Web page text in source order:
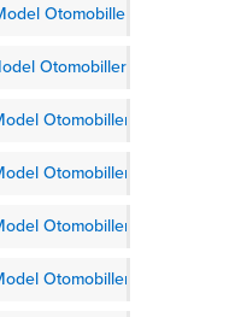
Otomobiller
Otomobiller
Otomobiller
Otomobiller
Otomobiller
Otomobiller